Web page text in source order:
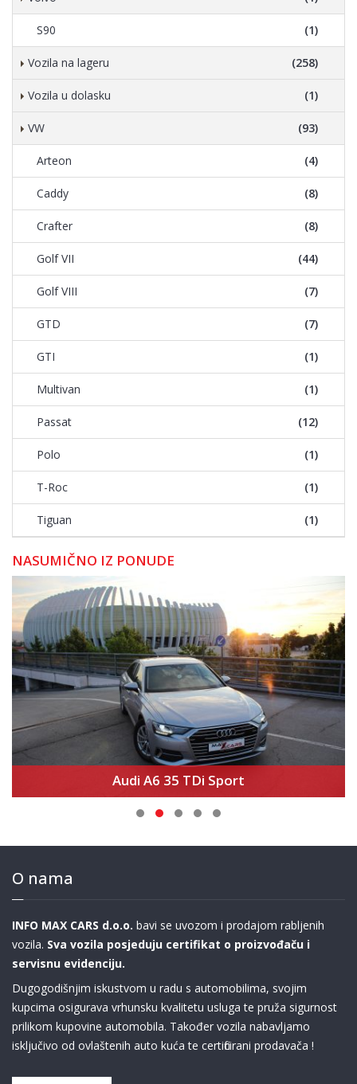
S90 (1)
Vozila na lageru (258)
Vozila u dolasku (1)
VW (93)
Arteon (4)
Caddy (8)
Crafter (8)
Golf VII (44)
Golf VIII (7)
GTD (7)
GTI (1)
Multivan (1)
Passat (12)
Polo (1)
T-Roc (1)
Tiguan (1)
NASUMIČNO IZ PONUDE
Audi A6 35 TDi Sport
O nama
INFO MAX CARS d.o.o. bavi se uvozom i prodajom rabljenih
vozila. Sva vozila posjeduju certifikat o proizvođaču i
servisnu evidenciju.
Dugogodišnjim iskustvom u radu s automobilima, svojim
kupcima osigurava vrhunsku kvalitetu usluga te pruža sigurnost
prilikom kupovine automobila. Također vozila nabavljamo
isključivo od ovlaštenih auto kuća te certificirani prodavača !